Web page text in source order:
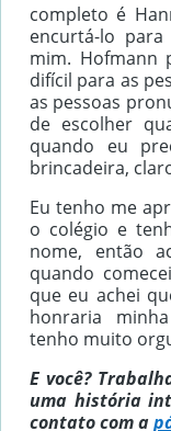
completo é
encurtá-lo
mim. Hofmann
difícil para as
as pessoas
de escolher
quando eu
brincadeira,
Eu tenho me
o colégio e
nome, então
quando
que eu achei
honraria
tenho muito
E você?
uma história
contato com a